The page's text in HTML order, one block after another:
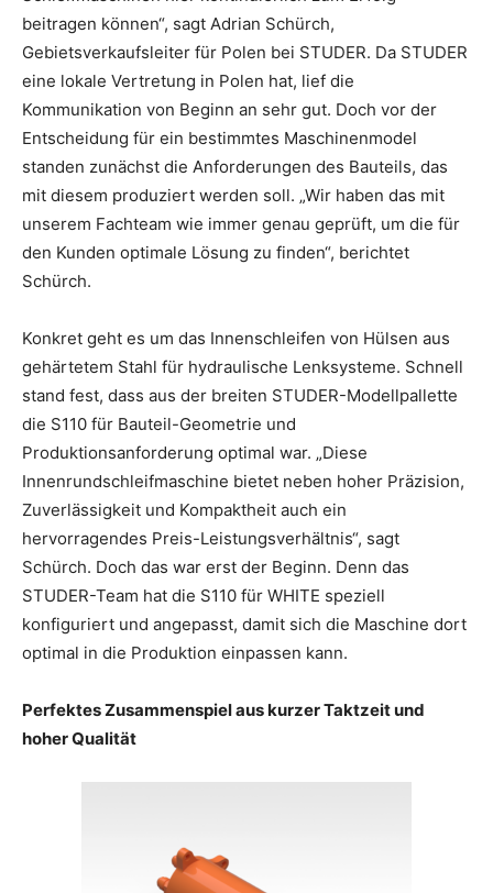
beitragen können“, sagt Adrian Schürch,
Gebietsverkaufsleiter für Polen bei STUDER. Da STUDER
eine lokale Vertretung in Polen hat, lief die
Kommunikation von Beginn an sehr gut. Doch vor der
Entscheidung für ein bestimmtes Maschinenmodel
standen zunächst die Anforderungen des Bauteils, das
mit diesem produziert werden soll. „Wir haben das mit
unserem Fachteam wie immer genau geprüft, um die für
den Kunden optimale Lösung zu finden“, berichtet
Schürch.
Konkret geht es um das Innenschleifen von Hülsen aus
gehärtetem Stahl für hydraulische Lenksysteme. Schnell
stand fest, dass aus der breiten STUDER-Modellpallette
die S110 für Bauteil-Geometrie und
Produktionsanforderung optimal war. „Diese
Innenrundschleifmaschine bietet neben hoher Präzision,
Zuverlässigkeit und Kompaktheit auch ein
hervorragendes Preis-Leistungsverhältnis“, sagt
Schürch. Doch das war erst der Beginn. Denn das
STUDER-Team hat die S110 für WHITE speziell
konfiguriert und angepasst, damit sich die Maschine dort
optimal in die Produktion einpassen kann.
Perfektes Zusammenspiel aus kurzer Taktzeit und
hoher Qualität